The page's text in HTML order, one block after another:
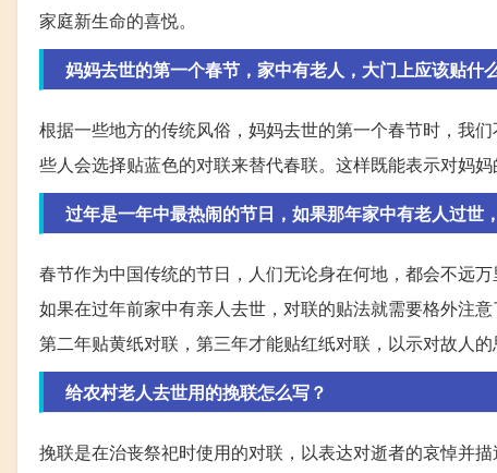
家庭新生命的喜悦。
妈妈去世的第一个春节，家中有老人，大门上应该贴什
根据一些地方的传统风俗，妈妈去世的第一个春节时，我
些人会选择贴蓝色的对联来替代春联。这样既能表示对妈
过年是一年中最热闹的节日，如果那年家中有老人过世
春节作为中国传统的节日，人们无论身在何地，都会不远
如果在过年前家中有亲人去世，对联的贴法就需要格外注
第二年贴黄纸对联，第三年才能贴红纸对联，以示对故人的
给农村老人去世用的挽联怎么写？
挽联是在治丧祭祀时使用的对联，以表达对逝者的哀悼并